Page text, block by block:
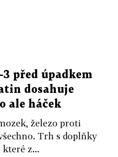
3 před úpadkem
dosahuje
ale háček
železo proti
Trh s doplňky
z...